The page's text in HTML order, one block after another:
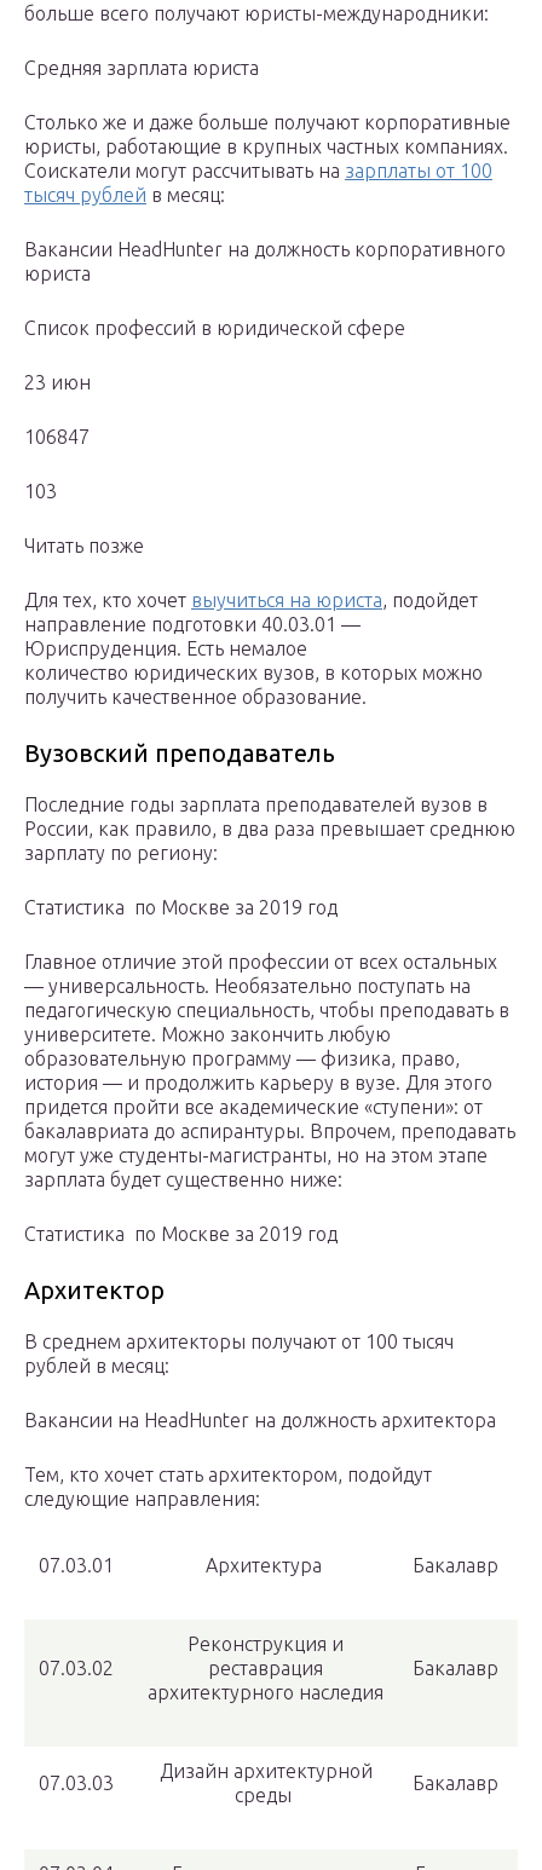
больше всего получают юристы-международники:
Средняя зарплата юриста
Столько же и даже больше получают корпоративные
юристы, работающие в крупных частных компаниях.
Соискатели могут рассчитывать на зарплаты от 100
тысяч рублей в месяц:
Вакансии HeadHunter на должность корпоративного
юриста
Список профессий в юридической сфере
23 июн
106847
103
Читать позже
Для тех, кто хочет выучиться на юриста, подойдет
направление подготовки 40.03.01 —
Юриспруденция. Есть немалое
количество юридических вузов, в которых можно
получить качественное образование.
Вузовский преподаватель
Последние годы зарплата преподавателей вузов в
России, как правило, в два раза превышает среднюю
зарплату по региону:
Статистика по Москве за 2019 год
Главное отличие этой профессии от всех остальных
— универсальность. Необязательно поступать на
педагогическую специальность, чтобы преподавать в
университете. Можно закончить любую
образовательную программу — физика, право,
история — и продолжить карьеру в вузе. Для этого
придется пройти все академические «ступени»: от
бакалавриата до аспирантуры. Впрочем, преподавать
могут уже студенты-магистранты, но на этом этапе
зарплата будет существенно ниже:
Статистика по Москве за 2019 год
Архитектор
В среднем архитекторы получают от 100 тысяч
рублей в месяц:
Вакансии на HeadHunter на должность архитектора
Тем, кто хочет стать архитектором, подойдут
следующие направления:
07.03.01 Архитектура Бакалавр
07.03.02
Реконструкция и
реставрация
архитектурного наследия
Бакалавр
07.03.03
Дизайн архитектурной
среды
Бакалавр